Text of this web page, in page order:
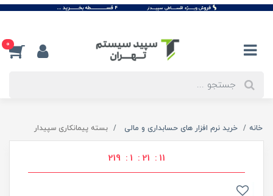
0
خانه خرید نرم افزار های حسابداری و مالی بسته پیمانکاری سپیدار
219 1 21 11